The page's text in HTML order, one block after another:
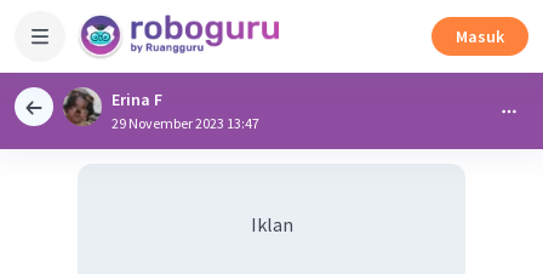
Masuk
Erina F
29 November 2023 13:47
Iklan